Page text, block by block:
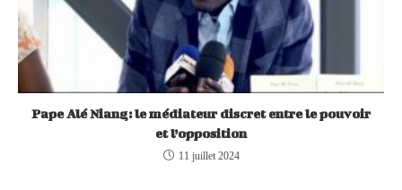
Pape Alé Niang: le médiateur discret entre le pouvoir
et l’opposition
11 juillet 2024